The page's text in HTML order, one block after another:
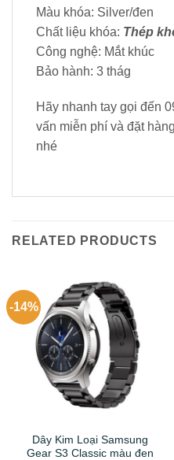
Màu khóa: Silver/đen
Chất liệu khóa: Thép
Công nghệ: Mắt khúc
Bảo hành: 3 thág
Hãy nhanh tay gọi đến
vấn miễn phí và đặt
nhé
RELATED PRODUCTS
-14%
Dây Kim Loại Samsung
Gear S3 Classic màu đen